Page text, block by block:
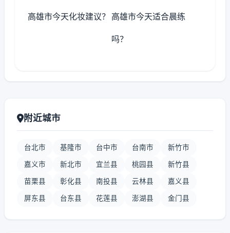
高雄市今天化妆建议？ 高雄市今天适合晨练
吗？
附近城市
台北市 基隆市 台中市 台南市 新竹市
嘉义市 新北市 宜兰县 桃园县 新竹县
苗栗县 彰化县 南投县 云林县 嘉义县
屏东县 台东县 花莲县 澎湖县 金门县